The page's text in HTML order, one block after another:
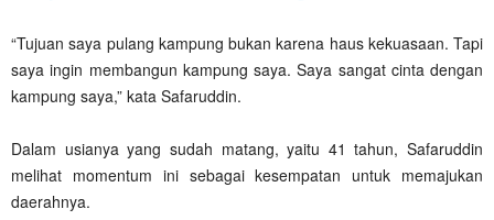
“Tujuan saya pulang kampung bukan karena haus kekuasaan. Tapi
saya ingin membangun kampung saya. Saya sangat cinta dengan
kampung saya,” kata Safaruddin.
Dalam usianya yang sudah matang, yaitu 41 tahun, Safaruddin
melihat momentum ini sebagai kesempatan untuk memajukan
daerahnya.